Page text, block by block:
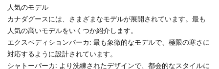
人気のモデル
カナダグースには、さまざまなモデルが展開されています。最も
人気の高いモデルをいくつか紹介します。
エクスペディションパーカ: 最も象徴的なモデルで、極限の寒さに
対応するように設計されています。
シャトーパーカ: より洗練されたデザインで、都会的なスタイルに